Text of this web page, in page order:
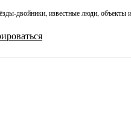
двойники, известные люди, объекты